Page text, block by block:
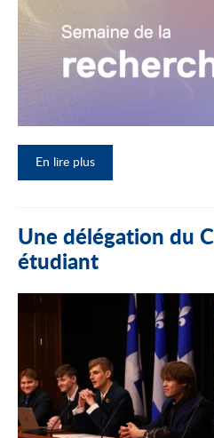
En lire plus
Une délégation du
étudiant